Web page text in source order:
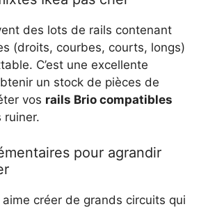
des lots de rails contenant
(droits, courbes, courts, longs)
C’est une excellente
un stock de pièces de
vos rails Brio compatibles
ruiner.
pour agrandir
créer de grands circuits qui